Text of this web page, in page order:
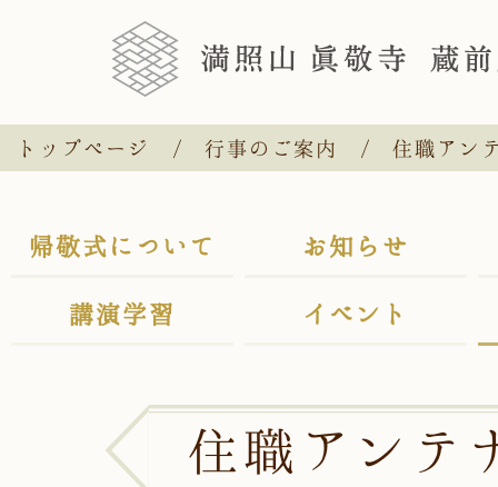
トップページ 行事のご案内 住職アン
帰敬式について お知らせ
講演学習 イベント
住職アンテ